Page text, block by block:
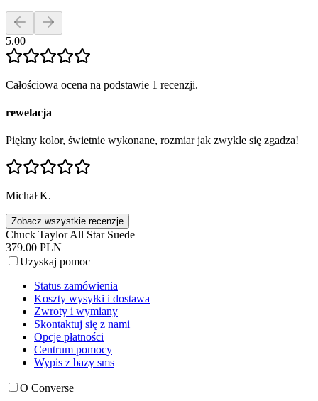
5.00
Całościowa ocena na podstawie 1 recenzji.
rewelacja
Piękny kolor, świetnie wykonane, rozmiar jak zwykle się zgadza!
Michał K.
Zobacz wszystkie recenzje
Chuck Taylor All Star Suede
379.00 PLN
Uzyskaj pomoc
Status zamówienia
Koszty wysyłki i dostawa
Zwroty i wymiany
Skontaktuj się z nami
Opcje płatności
Centrum pomocy
Wypis z bazy sms
O Converse